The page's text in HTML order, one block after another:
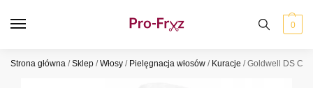
0
Strona główna /Sklep /Włosy / Pielęgnacja włosów / Kuracje /Goldwell DS